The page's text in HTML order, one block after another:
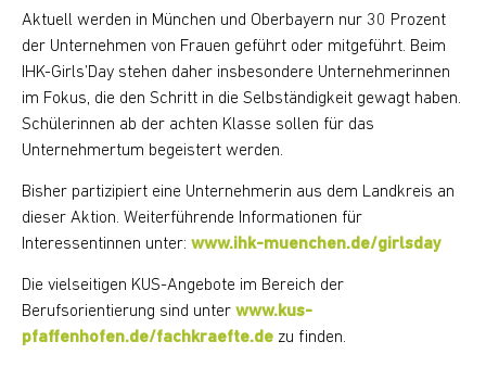
Aktuell werden in München und Oberbayern nur 30 Prozent
der Unternehmen von Frauen geführt oder mitgeführt. Beim
IHK-Girls’Day stehen daher insbesondere Unternehmerinnen
im Fokus, die den Schritt in die Selbständigkeit gewagt haben.
Schülerinnen ab der achten Klasse sollen für das
Unternehmertum begeistert werden.
Bisher partizipiert eine Unternehmerin aus dem Landkreis an
dieser Aktion. Weiterführende Informationen für
Interessentinnen unter: www.ihk-muenchen.de/girlsday
Die vielseitigen KUS-Angebote im Bereich der
Berufsorientierung sind unter www.kus-
pfaffenhofen.de/fachkraefte.de zu finden.